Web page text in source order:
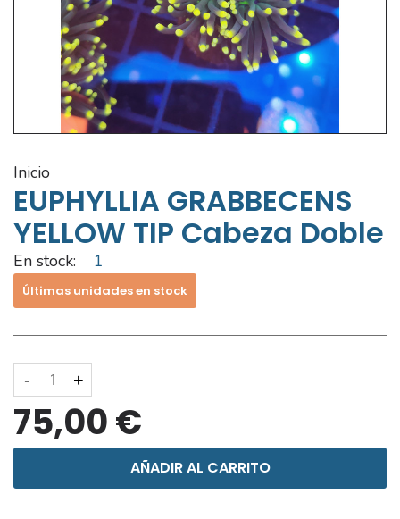
inicio
EUPHYLLIA GRABBECENS
YELLOW TIP Cabeza Doble
En stock: 1
Últimas unidades en stock
- +
75,00 €
AÑADIR AL CARRITO